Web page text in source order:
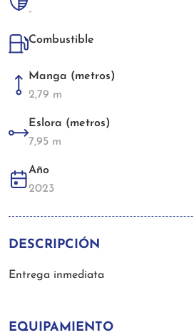
-
Combustible
Manga (metros)
2,79 m
Eslora (metros)
7,95 m
Año
2023
DESCRIPCIÓN
Entrega inmediata
EQUIPAMIENTO